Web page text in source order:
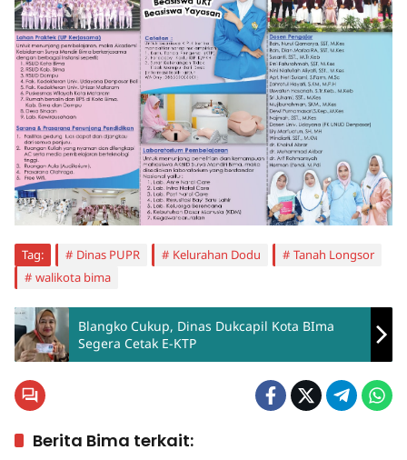
Tag: Dinas PUPR Kelurahan Dodu
Tanah Longsor
walikota bima
Blangko Cukup, Dinas Dukcapil Kota BIma
Segera Cetak E-KTP
Berita Bima terkait: